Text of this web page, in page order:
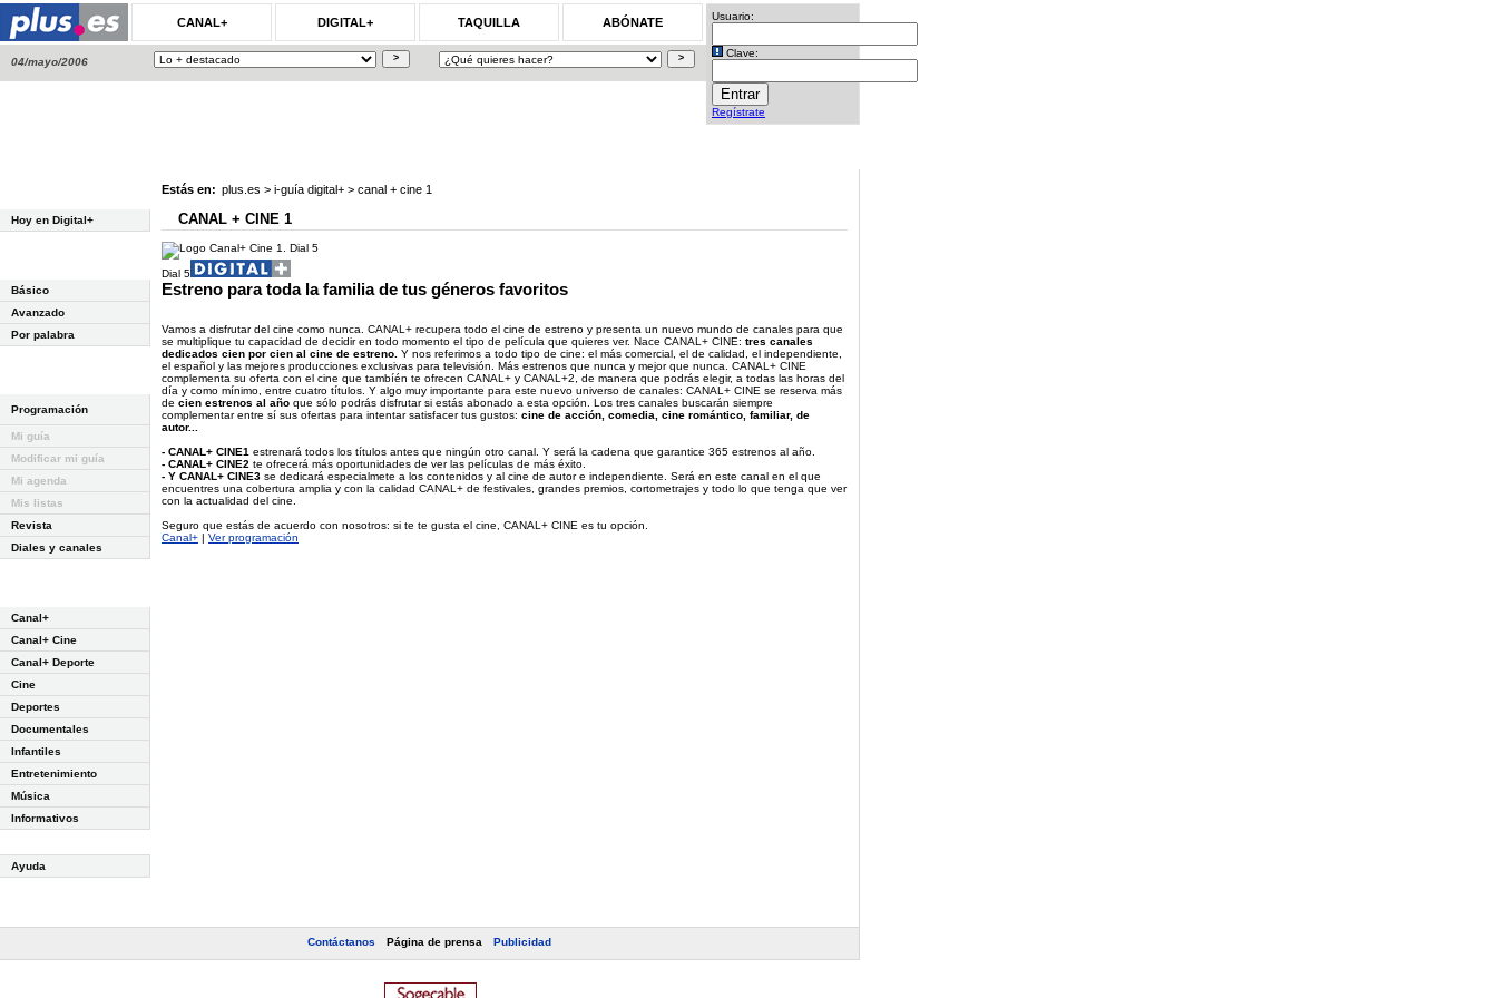
CANAL+ DIGITAL+ TAQUILLA ABÓNATE
04/mayo/2006
Usuario:
Clave:
Regístrate
Hoy en Digital+
Básico
Avanzado
Por palabra
Programación
Mi guía
Modificar mi guía
Mi agenda
Mis listas
Revista
Diales y canales
Canal+
Canal+ Cine
Canal+ Deporte
Cine
Deportes
Documentales
Infantiles
Entretenimiento
Música
Informativos
Ayuda
Estás en: plus.es > i-guía digital+ > canal + cine 1
CANAL + CINE 1
Dial 5
Estreno para toda la familia de tus géneros favoritos
Vamos a disfrutar del cine como nunca. CANAL+ recupera todo el cine de estreno y presenta un nuevo mundo de canales para que
se multiplique tu capacidad de decidir en todo momento el tipo de película que quieres ver. Nace CANAL+ CINE: tres canales
dedicados cien por cien al cine de estreno. Y nos referimos a todo tipo de cine: el más comercial, el de calidad, el independiente,
el español y las mejores producciones exclusivas para televisión. Más estrenos que nunca y mejor que nunca. CANAL+ CINE
complementa su oferta con el cine que tambíén te ofrecen CANAL+ y CANAL+2, de manera que podrás elegir, a todas las horas del
día y como mínimo, entre cuatro títulos. Y algo muy importante para este nuevo universo de canales: CANAL+ CINE se reserva más
de cien estrenos al año que sólo podrás disfrutar si estás abonado a esta opción. Los tres canales buscarán siempre
complementar entre sí sus ofertas para intentar satisfacer tus gustos: cine de acción, comedia, cine romántico, familiar, de
autor...
- CANAL+ CINE1 estrenará todos los títulos antes que ningún otro canal. Y será la cadena que garantice 365 estrenos al año.
- CANAL+ CINE2 te ofrecerá más oportunidades de ver las películas de más éxito.
- Y CANAL+ CINE3 se dedicará especialmete a los contenidos y al cine de autor e independiente. Será en este canal en el que
encuentres una cobertura amplia y con la calidad CANAL+ de festivales, grandes premios, cortometrajes y todo lo que tenga que ver
con la actualidad del cine.
Seguro que estás de acuerdo con nosotros: si te te gusta el cine, CANAL+ CINE es tu opción.
Canal+ | Ver programación
Contáctanos Página de prensa Publicidad